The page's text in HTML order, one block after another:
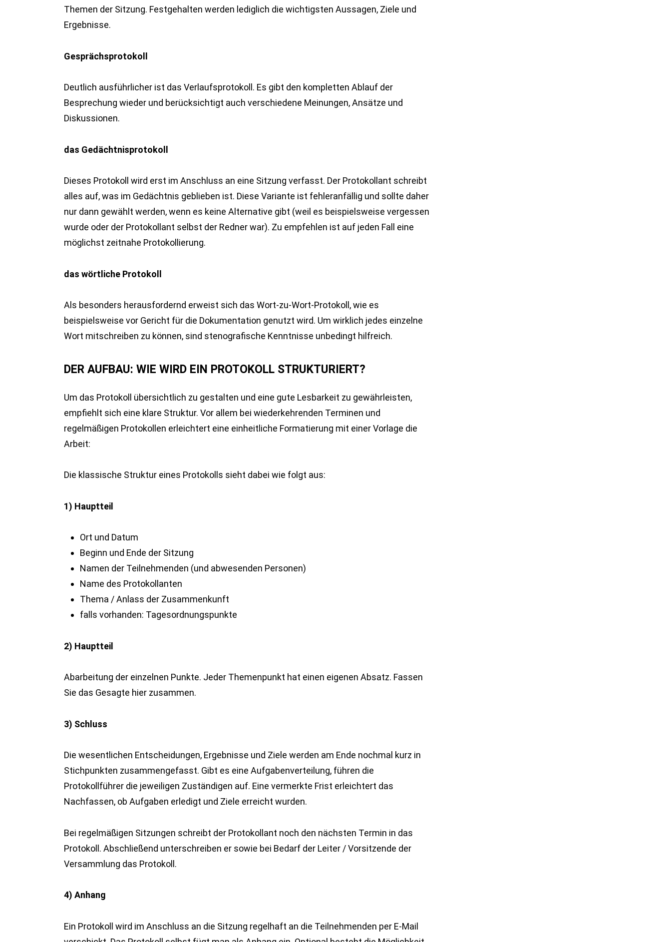
Themen der Sitzung. Festgehalten werden lediglich die wichtigsten Aussagen, Ziele und
Ergebnisse.
Gesprächsprotokoll
Deutlich ausführlicher ist das Verlaufsprotokoll. Es gibt den kompletten Ablauf der
Besprechung wieder und berücksichtigt auch verschiedene Meinungen, Ansätze und
Diskussionen.
das Gedächtnisprotokoll
Dieses Protokoll wird erst im Anschluss an eine Sitzung verfasst. Der Protokollant schreibt
alles auf, was im Gedächtnis geblieben ist. Diese Variante ist fehleranfällig und sollte daher
nur dann gewählt werden, wenn es keine Alternative gibt (weil es beispielsweise vergessen
wurde oder der Protokollant selbst der Redner war). Zu empfehlen ist auf jeden Fall eine
möglichst zeitnahe Protokollierung.
das wörtliche Protokoll
Als besonders herausfordernd erweist sich das Wort-zu-Wort-Protokoll, wie es
beispielsweise vor Gericht für die Dokumentation genutzt wird. Um wirklich jedes einzelne
Wort mitschreiben zu können, sind stenografische Kenntnisse unbedingt hilfreich.
DER AUFBAU: WIE WIRD EIN PROTOKOLL STRUKTURIERT?
Um das Protokoll übersichtlich zu gestalten und eine gute Lesbarkeit zu gewährleisten,
empfiehlt sich eine klare Struktur. Vor allem bei wiederkehrenden Terminen und
regelmäßigen Protokollen erleichtert eine einheitliche Formatierung mit einer Vorlage die
Arbeit:
Die klassische Struktur eines Protokolls sieht dabei wie folgt aus:
1) Hauptteil
Ort und Datum
Beginn und Ende der Sitzung
Namen der Teilnehmenden (und abwesenden Personen)
Name des Protokollanten
Thema / Anlass der Zusammenkunft
falls vorhanden: Tagesordnungspunkte
2) Hauptteil
Abarbeitung der einzelnen Punkte. Jeder Themenpunkt hat einen eigenen Absatz. Fassen
Sie das Gesagte hier zusammen.
3) Schluss
Die wesentlichen Entscheidungen, Ergebnisse und Ziele werden am Ende nochmal kurz in
Stichpunkten zusammengefasst. Gibt es eine Aufgabenverteilung, führen die
Protokollführer die jeweiligen Zuständigen auf. Eine vermerkte Frist erleichtert das
Nachfassen, ob Aufgaben erledigt und Ziele erreicht wurden.
Bei regelmäßigen Sitzungen schreibt der Protokollant noch den nächsten Termin in das
Protokoll. Abschließend unterschreiben er sowie bei Bedarf der Leiter / Vorsitzende der
Versammlung das Protokoll.
4) Anhang
Ein Protokoll wird im Anschluss an die Sitzung regelhaft an die Teilnehmenden per E-Mail